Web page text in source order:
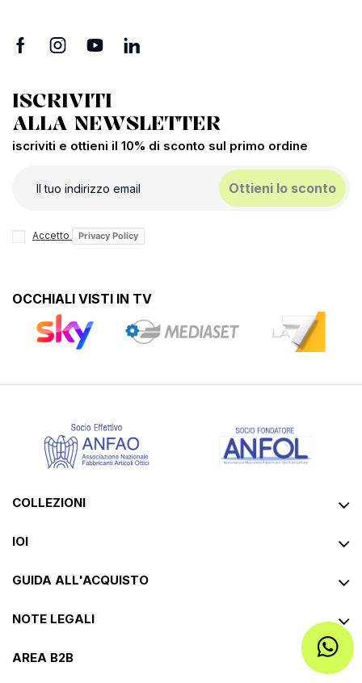
ISCRIVITI
ALLA NEWSLETTER
iscriviti e ottieni il 10% di sconto sul primo ordine
Ottieni lo sconto
Accetto Privacy Policy
OCCHIALI VISTI IN TV
COLLEZIONI
IOI
GUIDA ALL'ACQUISTO
NOTE LEGALI
AREA B2B